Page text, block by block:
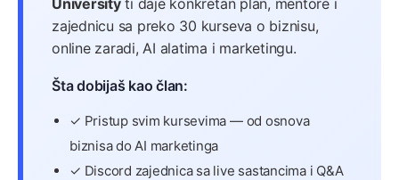
Universityti daje konkretan plan, mentore i
zajednicu sa preko 30 kurseva o biznisu,
online zaradi, AI alatima i marketingu.
Šta dobijaš kao član:
✓ Pristup svim kursevima — od osnova
biznisa do AI marketinga
✓ Discord zajednica sa live sastancima i Q&A